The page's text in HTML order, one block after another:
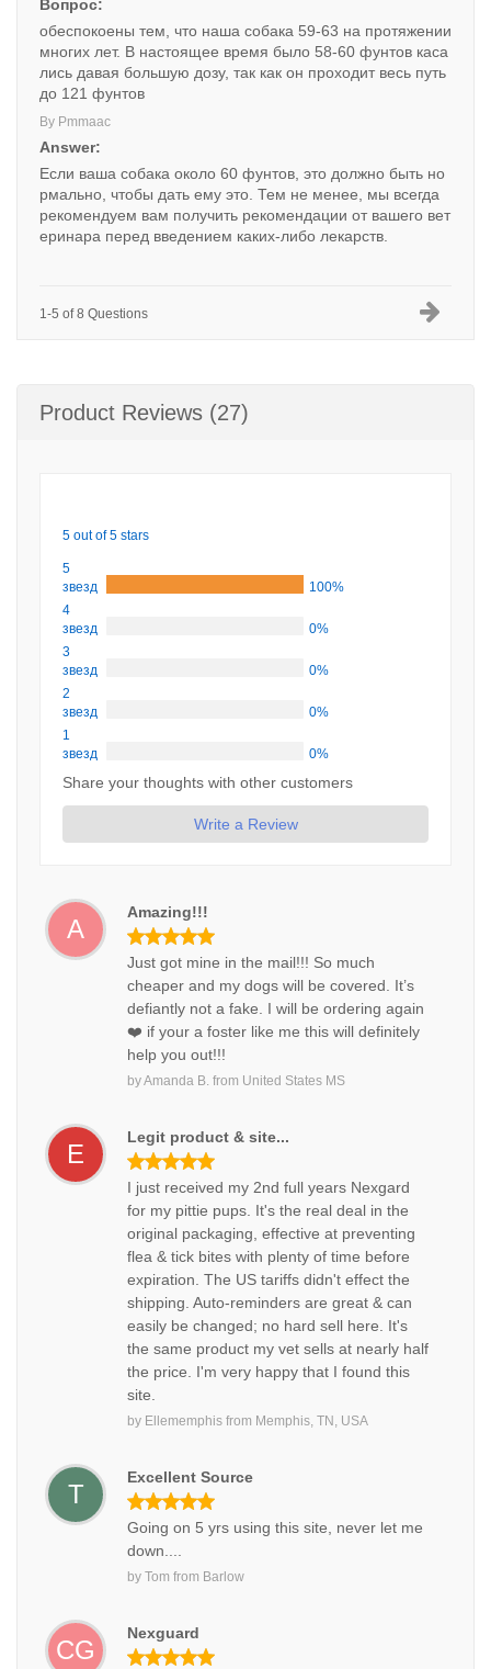
Вопрос:
обеспокоены тем, что наша собака 59-63 на протяжении
многих лет. В настоящее время было 58-60 фунтов каса
лись давая большую дозу, так как он проходит весь путь
до 121 фунтов
By Pmmaac
Answer:
Если ваша собака около 60 фунтов, это должно быть но
рмально, чтобы дать ему это. Тем не менее, мы всегда
рекомендуем вам получить рекомендации от вашего вет
еринара перед введением каких-либо лекарств.
1-5 of 8 Questions
Product Reviews (27)
5 out of 5 stars
5
звезд
100%
4
звезд
0%
3
звезд
0%
2
звезд
0%
1
звезд
0%
Share your thoughts with other customers
Write a Review
A
Amazing!!!
Just got mine in the mail!!! So much
cheaper and my dogs will be covered. It’s
defiantly not a fake. I will be ordering again
❤️ if your a foster like me this will definitely
help you out!!!
byAmanda B. from United States MS
E
Legit product & site...
I just received my 2nd full years Nexgard
for my pittie pups. It's the real deal in the
original packaging, effective at preventing
flea & tick bites with plenty of time before
expiration. The US tariffs didn't effect the
shipping. Auto-reminders are great & can
easily be changed; no hard sell here. It's
the same product my vet sells at nearly half
the price. I'm very happy that I found this
site.
by Ellememphis from Memphis, TN, USA
T
Excellent Source
Going on 5 yrs using this site, never let me
down....
by Tom from Barlow
CG
Nexguard